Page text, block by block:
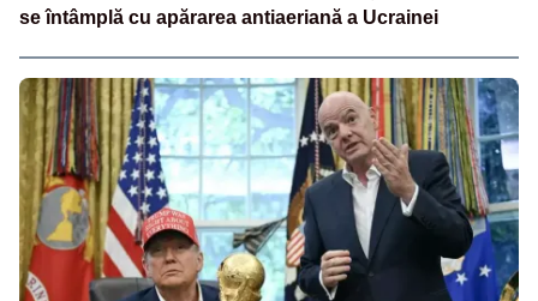
se întâmplă cu apărarea antiaeriană a Ucrainei